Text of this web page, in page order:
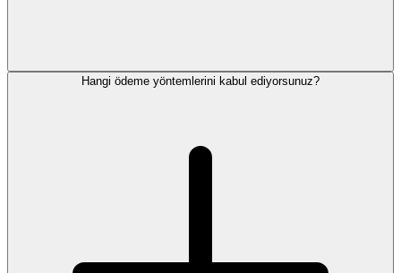
Hangi ödeme yöntemlerini kabul ediyorsunuz?